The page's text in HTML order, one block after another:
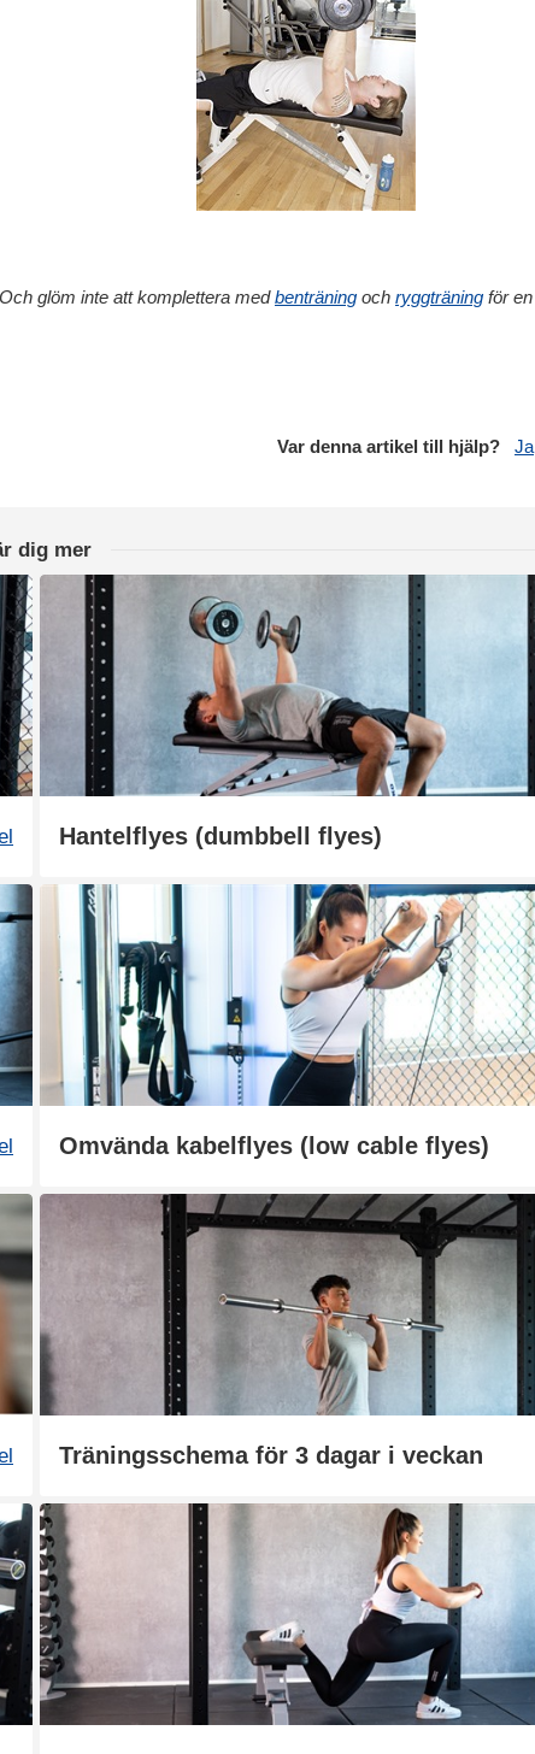
glöm inte att komplettera medbenträning och ryggträning för en
Var denna artikel till hjälp? Ja
dig mer
Hantelflyes (dumbbell flyes)
Omvända kabelflyes (low cable flyes)
Träningsschema för 3 dagar i veckan